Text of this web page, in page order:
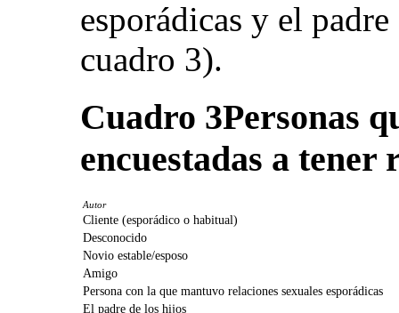
esporádicas y el
cuadro 3).
Cuadro 3Personas
encuestadas a tener
Autor
Cliente (esporádico o habitual)
Desconocido
Novio estable/esposo
Amigo
Persona con la que mantuvo relaciones sexuales esporádicas
El padre de los hijos